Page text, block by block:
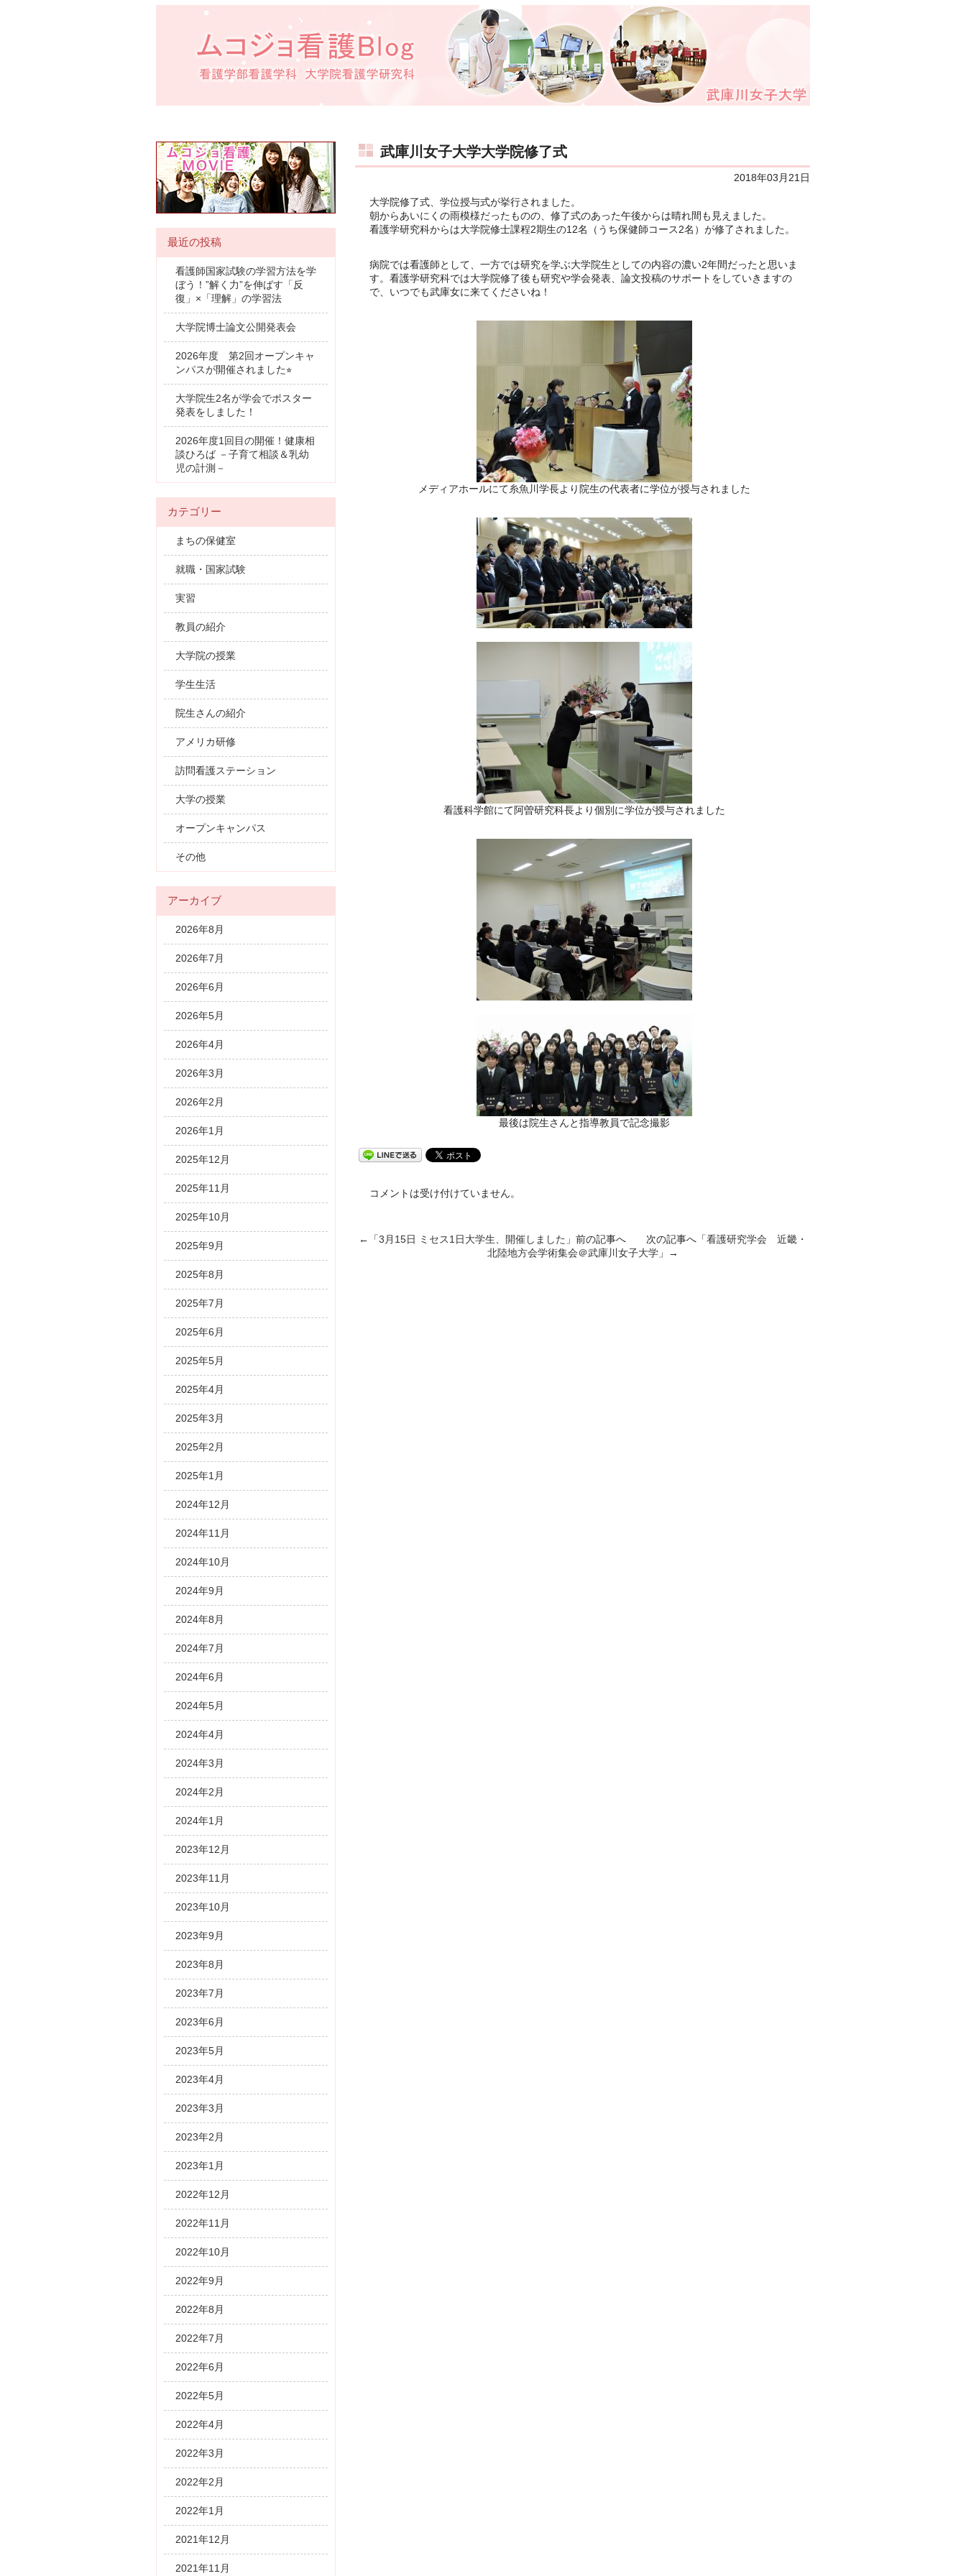
武庫川女子大学大学院修了式
2018年03月21日
大学院修了式、学位授与式が挙行されました。
朝からあいにくの雨模様だったものの、修了式のあった午後からは晴れ間も見えました。
看護学研究科からは大学院修士課程2期生の12名（うち保健師コース2名）が修了されました。
病院では看護師として、一方では研究を学ぶ大学院生としての内容の濃い2年間だったと思いま
す。看護学研究科では大学院修了後も研究や学会発表、論文投稿のサポートをしていきますの
で、いつでも武庫女に来てくださいね！
メディアホールにて糸魚川学長より院生の代表者に学位が授与されました
看護科学館にて阿曽研究科長より個別に学位が授与されました
最後は院生さんと指導教員で記念撮影
コメントは受け付けていません。
←「3月15日 ミセス1日大学生、開催しました 」前の記事へ 次の記事へ「看護研究学会 近畿・
北陸地方会学術集会＠武庫川女子大学」→
最近の投稿
看護師国家試験の学習方法を学
ぼう！”解く力”を伸ばす「反
復」×「理解」の学習法
大学院博士論文公開発表会
2026年度 第2回オープンキャ
ンパスが開催されました⭐︎
大学院生2名が学会でポスター
発表をしました！
2026年度1回目の開催！健康相
談ひろば －子育て相談＆乳幼
児の計測－
カテゴリー
まちの保健室
就職・国家試験
実習
教員の紹介
大学院の授業
学生生活
院生さんの紹介
アメリカ研修
訪問看護ステーション
大学の授業
オープンキャンパス
その他
アーカイブ
2026年8月
2026年7月
2026年6月
2026年5月
2026年4月
2026年3月
2026年2月
2026年1月
2025年12月
2025年11月
2025年10月
2025年9月
2025年8月
2025年7月
2025年6月
2025年5月
2025年4月
2025年3月
2025年2月
2025年1月
2024年12月
2024年11月
2024年10月
2024年9月
2024年8月
2024年7月
2024年6月
2024年5月
2024年4月
2024年3月
2024年2月
2024年1月
2023年12月
2023年11月
2023年10月
2023年9月
2023年8月
2023年7月
2023年6月
2023年5月
2023年4月
2023年3月
2023年2月
2023年1月
2022年12月
2022年11月
2022年10月
2022年9月
2022年8月
2022年7月
2022年6月
2022年5月
2022年4月
2022年3月
2022年2月
2022年1月
2021年12月
2021年11月